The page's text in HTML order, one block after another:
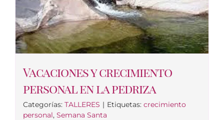
Vacaciones y crecimiento
personal en la pedriza
Categorías: TALLERES | Etiquetas: crecimiento
personal, Semana Santa